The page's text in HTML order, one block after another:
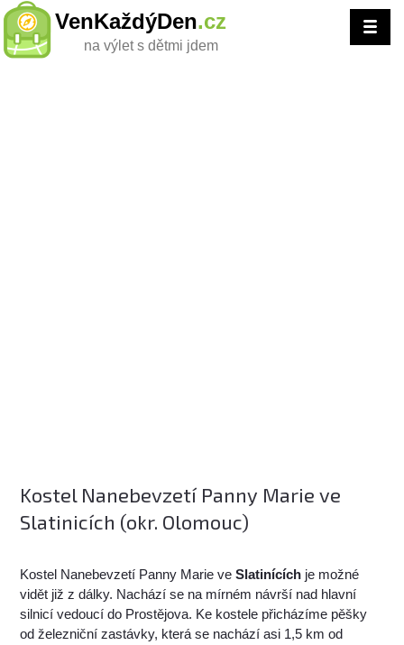
VenKaždýDen.cz
na výlet s dětmi jdem
Kostel Nanebevzetí Panny Marie ve
Slatinicích (okr. Olomouc)
Kostel Nanebevzetí Panny Marie veSlatinících je možné
vidět již z dálky. Nachází se na mírném návrší nad hlavní
silnicí vedoucí do Prostějova. Ke kostele přicházíme pěšky
od železniční zastávky, která se nachází asi 1,5 km od